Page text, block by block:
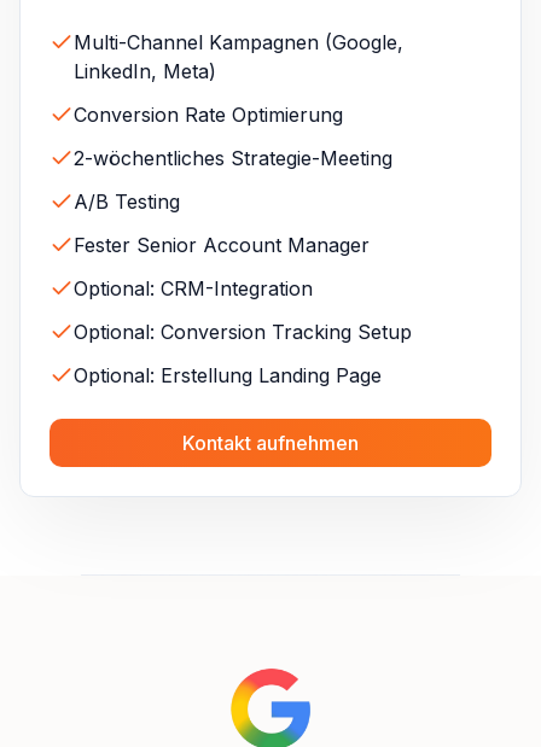
Multi-Channel Kampagnen (Google,
LinkedIn, Meta)
Conversion Rate Optimierung
2-wöchentliches Strategie-Meeting
A/B Testing
Fester Senior Account Manager
Optional: CRM-Integration
Optional: Conversion Tracking Setup
Optional: Erstellung Landing Page
Kontakt aufnehmen